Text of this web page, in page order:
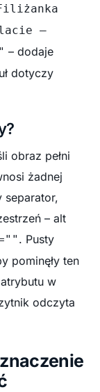
–
– dodaje
dotyczy
obraz pełni
żadnej
separator,
– alt
. Pusty
pominęły ten
w
odczyta